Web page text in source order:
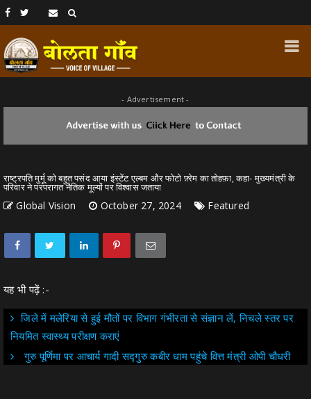
- Advertisement -
राष्ट्रपति मुर्मू को बहुत पसंद आया इंस्टेंट एल्बम और फोटो फ़्रेम का तोहफ़ा, कहा- मुख्यमंत्री के
परिवार ने परंपरागत नैतिक मूल्यों पर विश्वास जताया
Global Vision October 27, 2024 Featured
यह भी पढ़ें :-
जिले में मलेरिया से हुई मौतों पर विभाग गंभीरता से संज्ञान लें, निचले स्तर पर
नियमित स्वास्थ्य परीक्षण कराएं
गुरु पूर्णिमा पर आचार्य गादी सद्गुरु कबीर धाम पहुंचे वित्त मंत्री ओपी चौधरी